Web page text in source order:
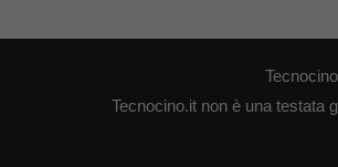
Tecnocino.it non è una testata